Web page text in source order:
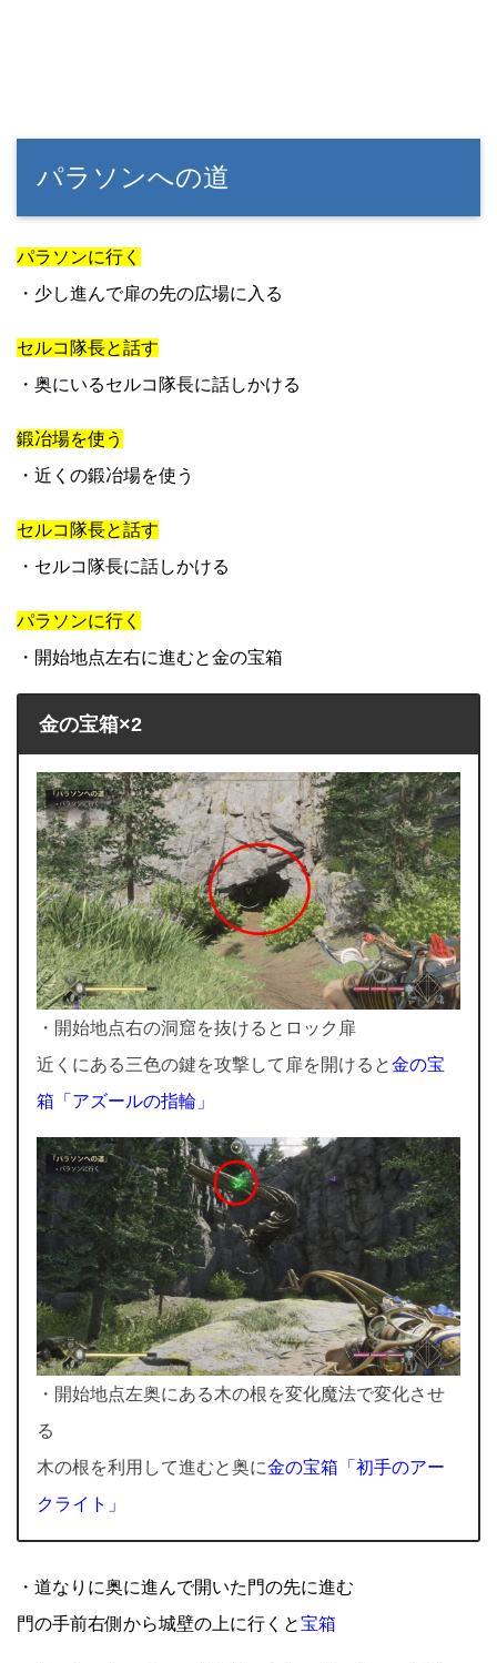
パラソンへの道
パラソンに行く
・少し進んで扉の先の広場に入る
セルコ隊長と話す
・奥にいるセルコ隊長に話しかける
鍛冶場を使う
・近くの鍛冶場を使う
セルコ隊長と話す
・セルコ隊長に話しかける
パラソンに行く
・開始地点左右に進むと金の宝箱
金の宝箱×2
・開始地点右の洞窟を抜けるとロック扉
近くにある三色の鍵を攻撃して扉を開けると金の宝
箱「アズールの指輪」
・開始地点左奥にある木の根を変化魔法で変化させ
る
木の根を利用して進むと奥に金の宝箱「初手のアー
クライト」
・道なりに奥に進んで開いた門の先に進む
門の手前右側から城壁の上に行くと宝箱